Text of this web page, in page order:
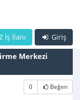
Giriş
İş İlanı
Merkezi
0 Beğen